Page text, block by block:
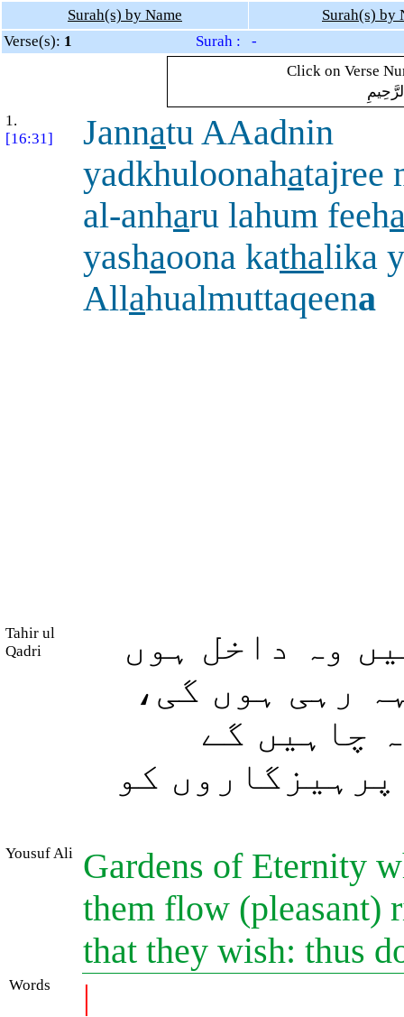
Surah(s) by Name
Surah(s) by
Verse(s): 1
Surah : -
Click on Verse
1.
[16:31]
Jannatu AAadnin
yadkhuloonahatajree
al-anharu lahum feeh
yashaoona kathalika
Allahualmuttaqeena
Tahir ul
Qadri
وہ داخل ہوں
رہی ہوں گی،
چاہیں گے
کو
Yousuf Ali
Gardens of Eternity
them flow (pleasant)
that they wish: thus
Words |